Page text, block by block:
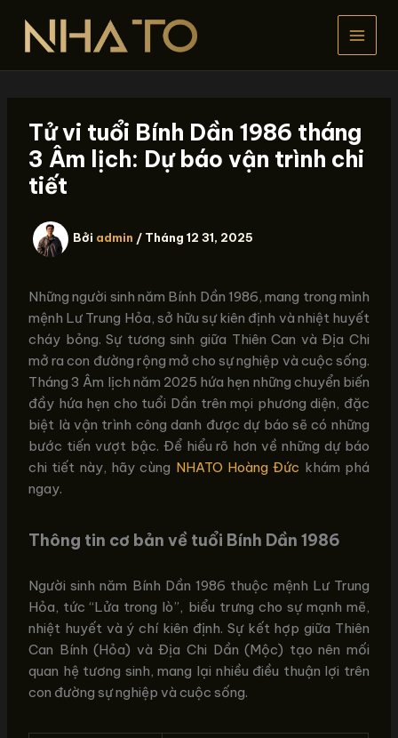
dung
Tử vi tuổi Bính Dần 1986 tháng
3 Âm lịch: Dự báo vận trình chi
tiết
Bởi admin / Tháng 12 31, 2025
Những người sinh năm Bính Dần 1986, mang trong mình
mệnh Lư Trung Hỏa, sở hữu sự kiên định và nhiệt huyết
cháy bỏng. Sự tương sinh giữa Thiên Can và Địa Chi
mở ra con đường rộng mở cho sự nghiệp và cuộc sống.
Tháng 3 Âm lịch năm 2025 hứa hẹn những chuyển biến
đầy hứa hẹn cho tuổi Dần trên mọi phương diện, đặc
biệt là vận trình công danh được dự báo sẽ có những
bước tiến vượt bậc. Để hiểu rõ hơn về những dự báo
chi tiết này, hãy cùng NHATO Hoàng Đức khám phá
ngay.
Thông tin cơ bản về tuổi Bính Dần 1986
Người sinh năm Bính Dần 1986 thuộc mệnh Lư Trung
Hỏa, tức “Lửa trong lò”, biểu trưng cho sự mạnh mẽ,
nhiệt huyết và ý chí kiên định. Sự kết hợp giữa Thiên
Can Bính (Hỏa) và Địa Chi Dần (Mộc) tạo nên mối
quan hệ tương sinh, mang lại nhiều điều thuận lợi trên
con đường sự nghiệp và cuộc sống.